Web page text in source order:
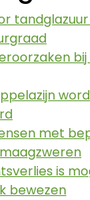
met
is
bewezen